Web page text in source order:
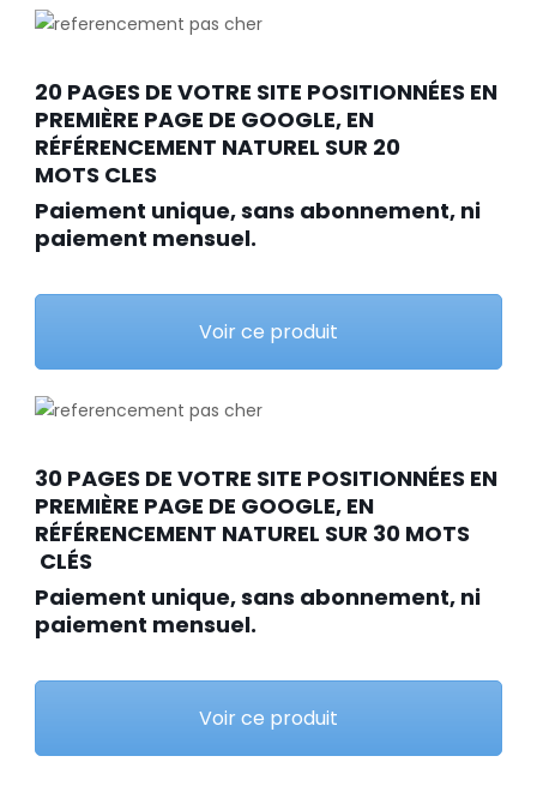
20 PAGES DE VOTRE SITE POSITIONNÉES EN
PREMIÈRE PAGE DE GOOGLE, EN
RÉFÉRENCEMENT NATUREL SUR 20
MOTS CLES
Paiement unique, sans abonnement, ni
paiement mensuel.
Voir ce produit
30 PAGES DE VOTRE SITE POSITIONNÉES EN
PREMIÈRE PAGE DE GOOGLE, EN
RÉFÉRENCEMENT NATUREL SUR 30 MOTS
CLÉS
Paiement unique, sans abonnement, ni
paiement mensuel.
Voir ce produit